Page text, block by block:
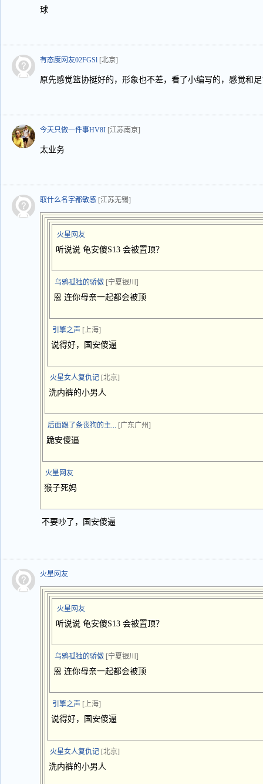
球
有态度网友02FGSl [北京]
原先感觉篮协挺好的，形象也不差，看了小编写的，感觉和
今天只做一件事HV8I [江苏南京]
太业务
取什么名字都敏感 [江苏无锡]
火星网友
听说说 龟安傻S13 会被置顶？
乌鸦孤独的骄傲 [宁夏银川]
恩 连你母亲一起都会被顶
引擎之声 [上海]
说得好，国安傻逼
火星女人复仇记 [北京]
洗内裤的小男人
后面跟了条丧狗的主... [广东广州]
跪安傻逼
火星网友
猴子死妈
不要吵了，国安傻逼
火星网友
火星网友
听说说 龟安傻S13 会被置顶？
乌鸦孤独的骄傲 [宁夏银川]
恩 连你母亲一起都会被顶
引擎之声 [上海]
说得好，国安傻逼
火星女人复仇记 [北京]
洗内裤的小男人